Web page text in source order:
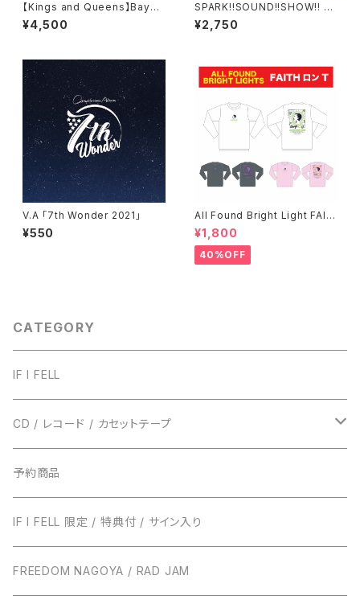
【Kings and Queens】Baysi
de City Club Collab Hoodi
e
¥4,500
SPARK!!SOUND!!SHOW!! 3r
d Full Album "音樂"
¥2,750
V.A 「7th Wonder 2021」
¥550
All Found Bright Light FAIT
H ロンT(残り僅か)
¥1,800
40%OFF
CATEGORY
IF I FELL
CD / レコード / カセットテープ
TRUST RECORDS
ENTH
EVERLONG
TONIGHT RECORDS
ハローモンテスキュー
BUNS RECORDS
予約商品
IF I FELL 限定 / 特典付 / サイン入り
FREEDOM NAGOYA / RAD JAM